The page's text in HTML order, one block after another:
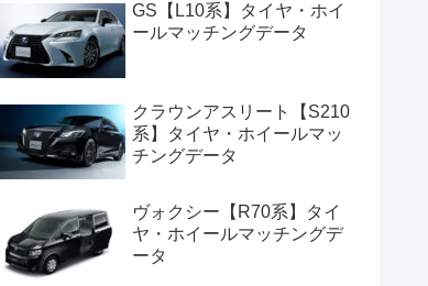
GS【L10系】タイヤ・ホイ
ールマッチングデータ
クラウンアスリート【S210
系】タイヤ・ホイールマッ
チングデータ
ヴォクシー【R70系】タイ
ヤ・ホイールマッチングデ
ータ